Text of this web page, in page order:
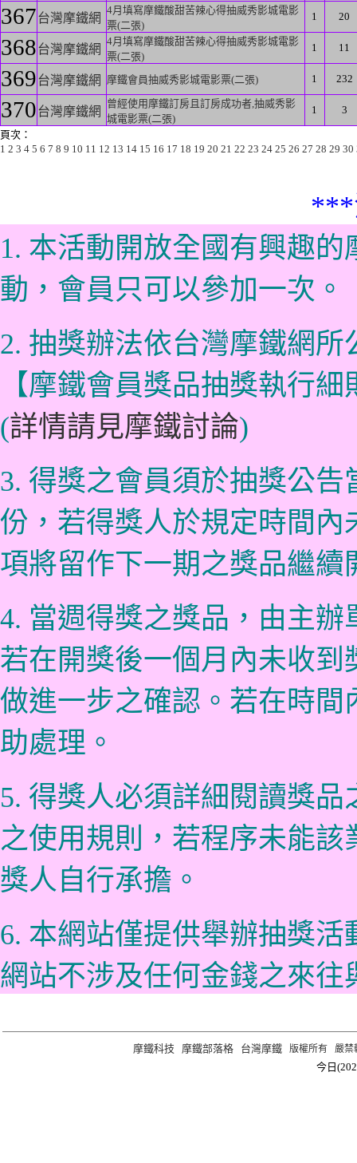
367台灣摩鐵網
4月填寫摩鐵酸甜苦辣心得抽威秀影城電影
票(二張)
1 20
368台灣摩鐵網
4月填寫摩鐵酸甜苦辣心得抽威秀影城電影
票(二張)
1 11
369台灣摩鐵網 摩鐵會員抽威秀影城電影票(二張) 1 232
370台灣摩鐵網
曾經使用摩鐵訂房且訂房成功者,抽威秀影
城電影票(二張)
1 3
頁次：
1 2 3 4 5 6 7 8 9 10 11 12 13 14 15 16 17 18 19 20 21 22 23 24 25 26 27 28 29 30
***
1. 本活動開放全國有興趣
動，會員只可以參加一次。
2. 抽獎辦法依台灣摩鐵網
【摩鐵會員獎品抽獎執行
(詳情請見摩鐵討論)
3. 得獎之會員須於抽獎公
份，若得獎人於規定時間
項將留作下一期之獎品繼續
4. 當週得獎之獎品，由主
若在開獎後一個月內未收
做進一步之確認。若在時
助處理。
5. 得獎人必須詳細閱讀獎
之使用規則，若程序未能
獎人自行承擔。
6. 本網站僅提供舉辦抽獎
網站不涉及任何金錢之來往
摩鐵科技 摩鐵部落格 台灣摩鐵 版權所有 嚴禁
今日